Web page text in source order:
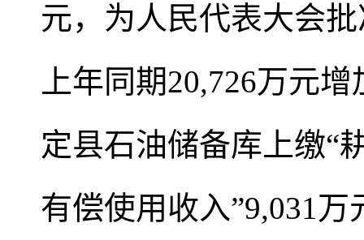
元，为人民代表大会
上年同期20,726万元
定县石油储备库上缴“
有偿使用收入”9,031